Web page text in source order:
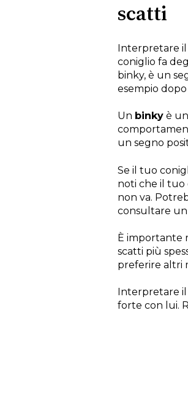
scatti
Interpretare il
coniglio fa
binky, è un
esempio
Un binky è
un segno
Se il tuo
noti che il tuo
non va.
consultare un
È importante
scatti più
preferire altri
Interpretare
forte con lui.